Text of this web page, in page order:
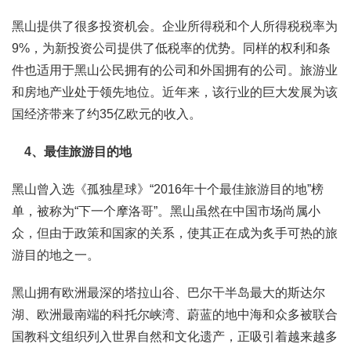
黑山提供了很多投资机会。企业所得税和个人所得税税率为
9%，为新投资公司提供了低税率的优势。同样的权利和条
件也适用于黑山公民拥有的公司和外国拥有的公司。旅游业
和房地产业处于领先地位。近年来，该行业的巨大发展为该
国经济带来了约35亿欧元的收入。
4、最佳旅游目的地
黑山曾入选《孤独星球》“2016年十个最佳旅游目的地”榜
单，被称为“下一个摩洛哥”。黑山虽然在中国市场尚属小
众，但由于政策和国家的关系，使其正在成为炙手可热的旅
游目的地之一。
黑山拥有欧洲最深的塔拉山谷、巴尔干半岛最大的斯达尔
湖、欧洲最南端的科托尔峡湾、蔚蓝的地中海和众多被联合
国教科文组织列入世界自然和文化遗产，正吸引着越来越多